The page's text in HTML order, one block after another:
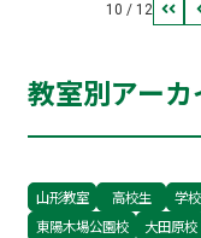
10 / 12
教室別アー
山形教室 高校生 学
東陽木場公園校
大田原校